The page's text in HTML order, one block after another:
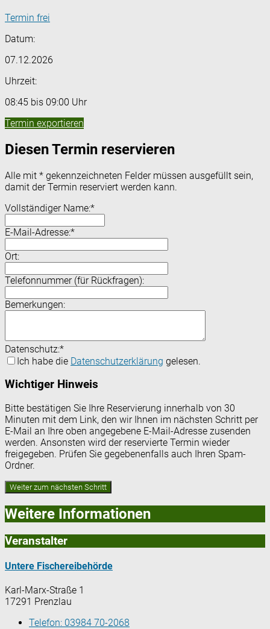
Termin frei
Datum:
07.12.2026
Uhrzeit:
08:45 bis 09:00 Uhr
Termin exportieren
Diesen Termin reservieren
Alle mit * gekennzeichneten Felder müssen ausgefüllt sein,
damit der Termin reserviert werden kann.
Vollständiger Name:*
E-Mail-Adresse:*
Ort:
Telefonnummer (für Rückfragen):
Bemerkungen:
Datenschutz:*
Ich habe die Datenschutzerklärung gelesen.
Wichtiger Hinweis
Bitte bestätigen Sie Ihre Reservierung innerhalb von 30
Minuten mit dem Link, den wir Ihnen im nächsten Schritt per
E-Mail an Ihre oben angegebene E-Mail-Adresse zusenden
werden. Ansonsten wird der reservierte Termin wieder
freigegeben. Prüfen Sie gegebenenfalls auch Ihren Spam-
Ordner.
Weitere Informationen
Veranstalter
Untere Fischereibehörde
Karl-Marx-Straße 1
17291 Prenzlau
Telefon: 03984 70-2068